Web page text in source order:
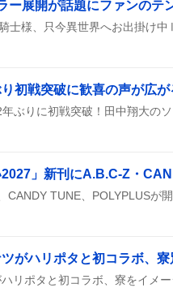
ー展開が話題にファンのテ